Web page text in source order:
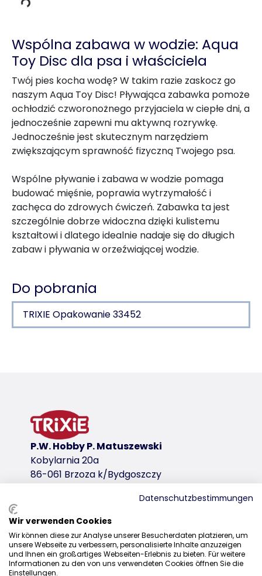
Wspólna zabawa w wodzie: Aqua
Toy Disc dla psa i właściciela
Twój pies kocha wodę? W takim razie zaskocz go
naszym Aqua Toy Disc! Pływająca zabawka pomoże
ochłodzić czworonożnego przyjaciela w ciepłe dni, a
jednocześnie zapewni mu aktywną rozrywkę.
Jednocześnie jest skutecznym narzędziem
zwiększającym sprawność fizyczną Twojego psa.
Wspólne pływanie i zabawa w wodzie pomaga
budować mięśnie, poprawia wytrzymałość i
zachęca do zdrowych ćwiczeń. Zabawka ta jest
szczególnie dobrze widoczna dzięki kulistemu
kształtowi i dlatego idealnie nadaje się do długich
zabaw i pływania w orzeźwiającej wodzie.
Do pobrania
TRIXIE Opakowanie 33452
wariant produktu
wariant produktu: unikalny numer
Wymiary
ø 20 cm
linki do pobrania
TRIXIE Opakowanie 33452
P.W. Hobby P. Matuszewski
Kobylarnia 20a
86-061 Brzoza k/Bydgoszczy
Dystrybucja
+48 52 381 07 31
kontakt@trixiepolska.pl
Datenschutzbestimmungen
Wir verwenden Cookies
Wir können diese zur Analyse unserer Besucherdaten platzieren, um
unsere Webseite zu verbessern, personalisierte Inhalte anzuzeigen
und Ihnen ein großartiges Webseiten-Erlebnis zu bieten. Für weitere
Informationen zu den von uns verwendeten Cookies öffnen Sie die
Einstellungen.